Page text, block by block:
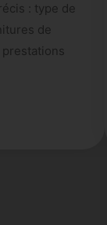
: type de
de